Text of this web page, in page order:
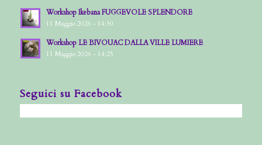
Workshop Ikebana FUGGEVOLE SPLENDORE
11 Maggio 2026 - 14:30
Workshop LE BIVOUAC DALLA VILLE LUMIERE
11 Maggio 2026 - 14:25
Seguici su Facebook